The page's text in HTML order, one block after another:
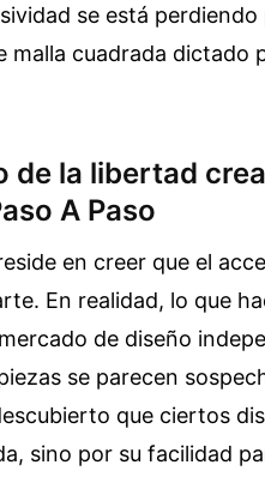
se está
malla cuadrada dictado
de la libertad
A Paso
en creer que el
En realidad, lo que
de diseño
se parecen
que ciertos
sino por su facilidad